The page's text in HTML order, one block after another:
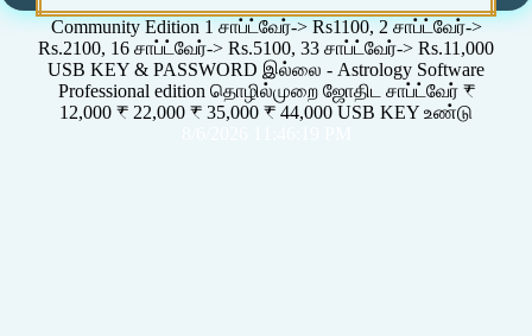
Community Edition 1 சாப்ட்வேர்-> Rs1100, 2 சாப்ட்வேர்->
Rs.2100, 16 சாப்ட்வேர்-> Rs.5100, 33 சாப்ட்வேர்-> Rs.11,000
USB KEY & PASSWORD இல்லை - Astrology Software
Professional edition தொழில்முறை ஜோதிட சாப்ட்வேர் ₹
12,000 ₹ 22,000 ₹ 35,000 ₹ 44,000 USB KEY உண்டு